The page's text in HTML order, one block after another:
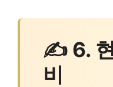
✍ 6.
비